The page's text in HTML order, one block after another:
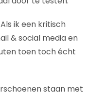
ik een kritisch
& social media en
toen toch écht
staan met